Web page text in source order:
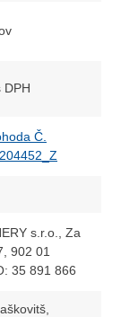
DPH
Č.
s.r.o., Za
902 01
35 891 866